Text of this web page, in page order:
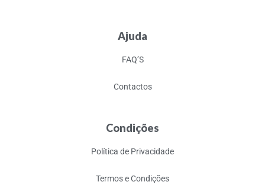
Ajuda
FAQ’S
Contactos
Condições
Política de Privacidade
Termos e Condições